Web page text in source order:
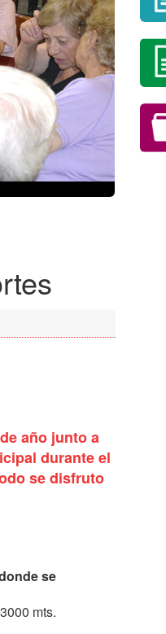
año junto a
durante el
se disfruto
se
mts.